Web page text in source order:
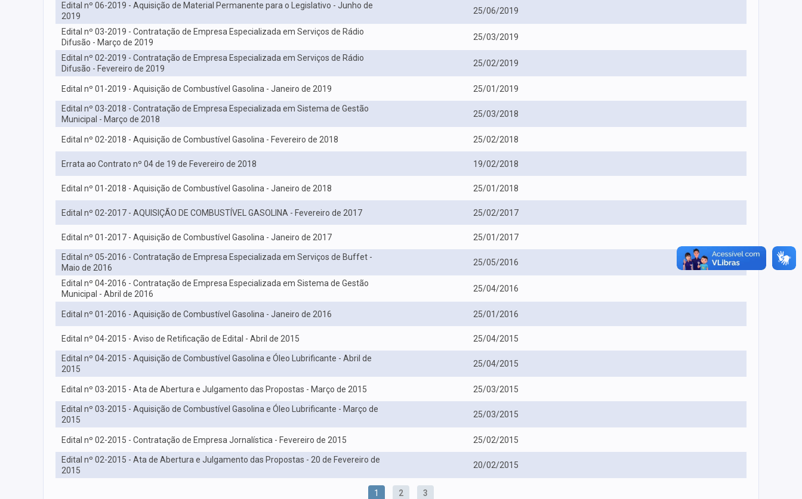
Edital nº 06-2019 - Aquisição de Material Permanente para o Legislativo - Junho de
2019
25/06/2019
Edital nº 03-2019 - Contratação de Empresa Especializada em Serviços de Rádio
Difusão - Março de 2019
25/03/2019
Edital nº 02-2019 - Contratação de Empresa Especializada em Serviços de Rádio
Difusão - Fevereiro de 2019
25/02/2019
Edital nº 01-2019 - Aquisição de Combustível Gasolina - Janeiro de 2019 25/01/2019
Edital nº 03-2018 - Contratação de Empresa Especializada em Sistema de Gestão
Municipal - Março de 2018
25/03/2018
Edital nº 02-2018 - Aquisição de Combustível Gasolina - Fevereiro de 2018 25/02/2018
Errata ao Contrato nº 04 de 19 de Fevereiro de 2018 19/02/2018
Edital nº 01-2018 - Aquisição de Combustível Gasolina - Janeiro de 2018 25/01/2018
Edital nº 02-2017 - AQUISIÇÃO DE COMBUSTÍVEL GASOLINA - Fevereiro de 2017 25/02/2017
Edital nº 01-2017 - Aquisição de Combustível Gasolina - Janeiro de 2017 25/01/2017
Edital nº 05-2016 - Contratação de Empresa Especializada em Serviços de Buffet -
Maio de 2016
25/05/2016
Edital nº 04-2016 - Contratação de Empresa Especializada em Sistema de Gestão
Municipal - Abril de 2016
25/04/2016
Edital nº 01-2016 - Aquisição de Combustível Gasolina - Janeiro de 2016 25/01/2016
Edital nº 04-2015 - Aviso de Retificação de Edital - Abril de 2015 25/04/2015
Edital nº 04-2015 - Aquisição de Combustível Gasolina e Óleo Lubrificante - Abril de
2015
25/04/2015
Edital nº 03-2015 - Ata de Abertura e Julgamento das Propostas - Março de 2015 25/03/2015
Edital nº 03-2015 - Aquisição de Combustível Gasolina e Óleo Lubrificante - Março de
2015
25/03/2015
Edital nº 02-2015 - Contratação de Empresa Jornalística - Fevereiro de 2015 25/02/2015
Edital nº 02-2015 - Ata de Abertura e Julgamento das Propostas - 20 de Fevereiro de
2015
20/02/2015
1 2 3